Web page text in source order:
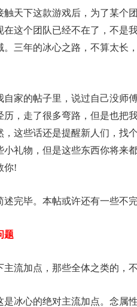
下这款游戏后，为了某个
在这个团队已经不在了，不是
三年的冰心之路，不算太长
的帖子里，说过自己没师傅
历，走了很多弯路，但是也把
，这些话还是提醒新人们，找
小礼物，但是这些东西你将来
你!
毕。本帖或许还有一些不完
加点，那些全体之类的，
心的绝对主流加点。念属性